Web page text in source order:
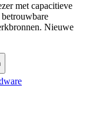
met capacitieve
Nieuwe